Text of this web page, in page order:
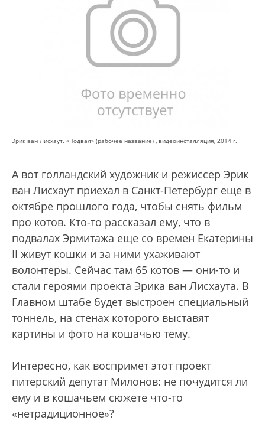
Эрик ван Лисхаут. «Подвал» (рабочее название) , видеоинсталляция, 2014 г.
А вот голландский художник и режиссер Эрик
ван Лисхаут приехал в Санкт-Петербург еще в
октябре прошлого года, чтобы снять фильм
про котов. Кто-то рассказал ему, что в
подвалах Эрмитажа еще со времен Екатерины
II живут кошки и за ними ухаживают
волонтеры. Сейчас там 65 котов — они-то и
стали героями проекта Эрика ван Лисхаута. В
Главном штабе будет выстроен специальный
тоннель, на стенах которого выставят
картины и фото на кошачью тему.
Интересно, как воспримет этот проект
питерский депутат Милонов: не почудится ли
ему и в кошачьем сюжете что-то
«нетрадиционное»?